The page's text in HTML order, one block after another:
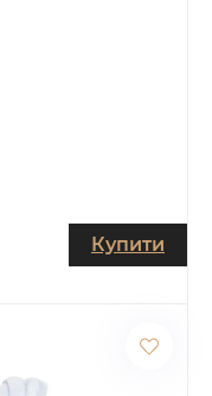
Купити